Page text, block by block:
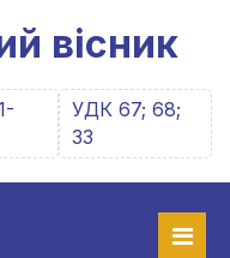
вісник
УДК 67; 68;
33